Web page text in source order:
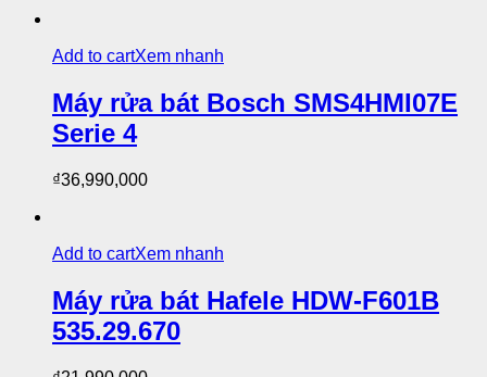
Add to cartXem nhanh
Máy rửa bát Bosch SMS4HMI07E
Serie 4
₫36,990,000
Add to cartXem nhanh
Máy rửa bát Hafele HDW-F601B
535.29.670